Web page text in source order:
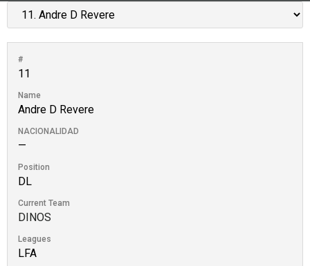
#
11
Name
Andre D Revere
NACIONALIDAD
—
Position
DL
Current Team
DINOS
Leagues
LFA